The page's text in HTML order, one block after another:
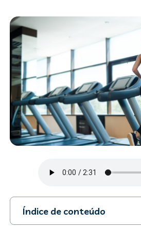
Índice de conteúdo